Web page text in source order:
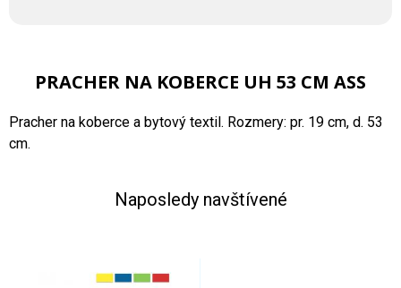
PRACHER NA KOBERCE UH 53 CM ASS
Pracher na koberce a bytový textil. Rozmery: pr. 19 cm, d. 53
cm.
Naposledy navštívené